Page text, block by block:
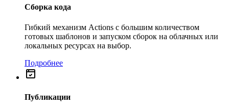
Сборка кода
Гибкий механизм Actions с большим количеством
готовых шаблонов и запуском сборок на облачных или
локальных ресурсах на выбор.
Подробнее
Публикации